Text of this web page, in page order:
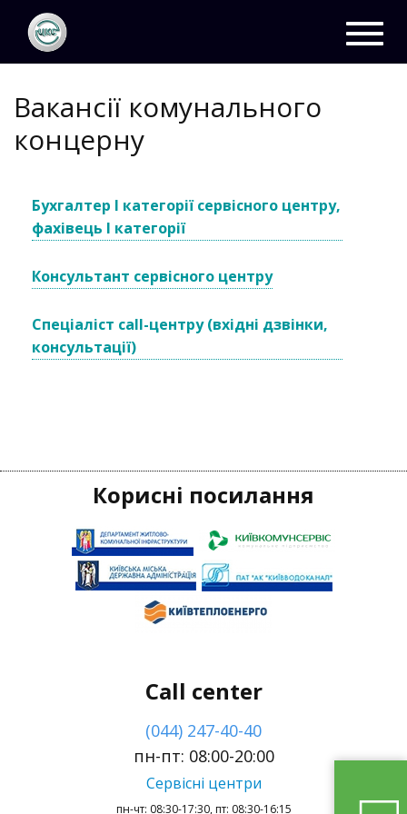
ЦКС
Вакансії комунального
концерну
Бухгалтер І категорії сервісного центру,
фахівець І категорії
Консультант сервісного центру
Спеціаліст call-центру (вхідні дзвінки,
консультації)
Корисні посилання
Call center
(044) 247-40-40
пн-пт: 08:00-20:00
Сервісні центри
пн-чт: 08:30-17:30, пт: 08:30-16:15